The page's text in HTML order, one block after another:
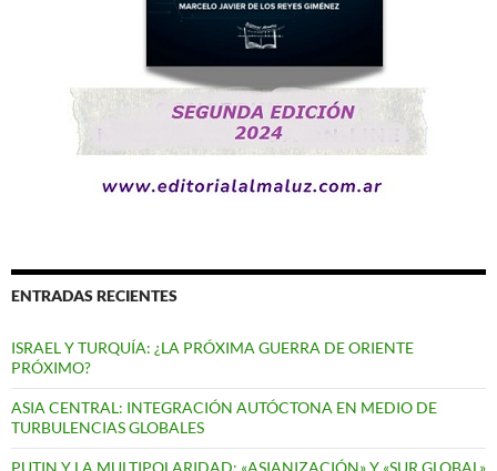
ENTRADAS RECIENTES
ISRAEL Y TURQUÍA: ¿LA PRÓXIMA GUERRA DE ORIENTE
PRÓXIMO?
ASIA CENTRAL: INTEGRACIÓN AUTÓCTONA EN MEDIO DE
TURBULENCIAS GLOBALES